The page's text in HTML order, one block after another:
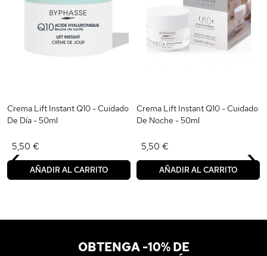
Crema Lift Instant Q10 - Cuidado
De Día - 50ml
5,50 €
AÑADIR AL CARRITO
Crema Lift Instant Q10 - Cuidado
De Noche - 50ml
5,50 €
AÑADIR AL CARRITO
‹ ›
OBTENGA -10% DE